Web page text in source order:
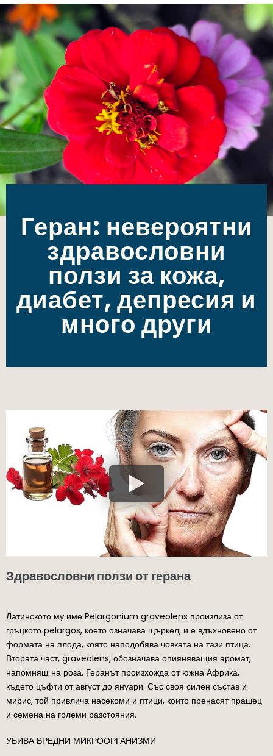
Геран: невероятни
здравословни
ползи за кожа,
диабет, депресия и
много други
Здравословни ползи от герана
Латинското му име Pelargonium graveolens произлиза от
гръцкото pelargos, което означава щъркел, и е вдъхновено от
формата на плода, която наподобява човката на тази птица.
Втората част, graveolens, обозначава опияняващия аромат,
напомнящ на роза. Геранът произхожда от южна Африка,
където цъфти от август до януари. Със своя силен състав и
мирис, той привлича насекоми и птици, които пренасят прашец
и семена на големи разстояния.
УБИВА ВРЕДНИ МИКРООРГАНИЗМИ